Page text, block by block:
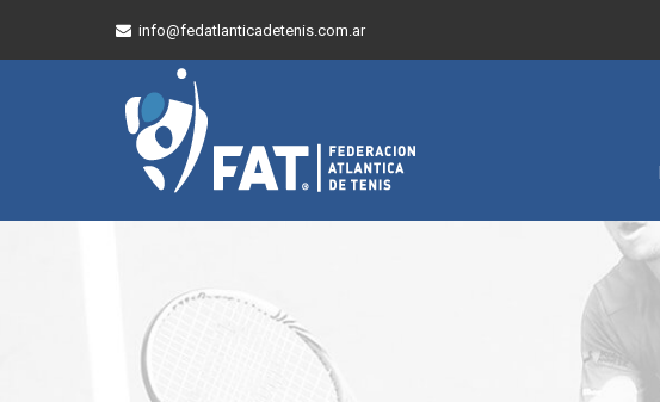
info@fedatlanticadetenis.com.ar